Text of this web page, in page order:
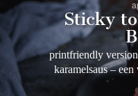
Sticky
printfriendly
karamelsaus –